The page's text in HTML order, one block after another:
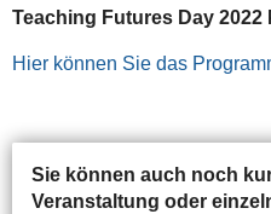
Teaching Futures Day 2022
Hier können Sie das
Sie können auch noch
Veranstaltung oder